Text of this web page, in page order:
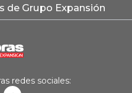
de Grupo Expansión
redes sociales: